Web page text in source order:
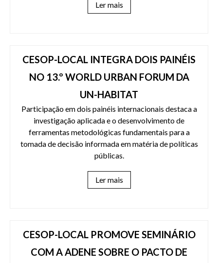
Ler mais
CESOP-LOCAL INTEGRA DOIS PAINÉIS
NO 13.º WORLD URBAN FORUM DA
UN-HABITAT
Participação em dois painéis internacionais destaca a
investigação aplicada e o desenvolvimento de
ferramentas metodológicas fundamentais para a
tomada de decisão informada em matéria de políticas
públicas.
Ler mais
CESOP-LOCAL PROMOVE SEMINÁRIO
COM A ADENE SOBRE O PACTO DE